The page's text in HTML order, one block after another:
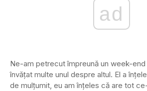
ad
Ne-am petrecut împreună un week-
învățat multe unul despre altul. El a
de mulțumit, eu am înțeles că are tot